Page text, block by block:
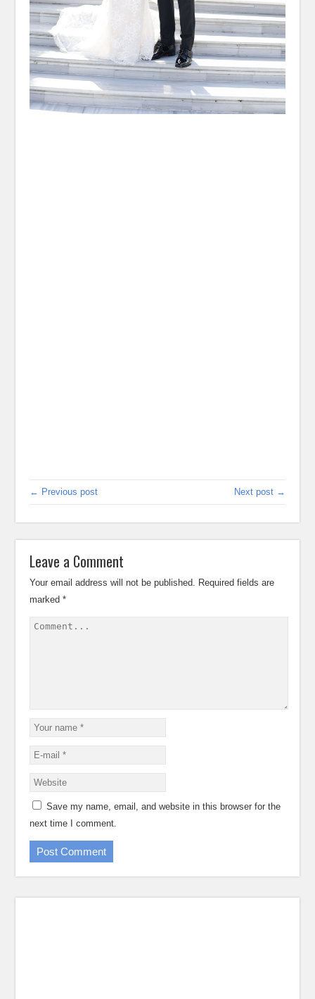
← Previous post Next post →
Leave a Comment
Your email address will not be published. Required fields are
marked*
Save my name, email, and website in this browser for the
next time I comment.